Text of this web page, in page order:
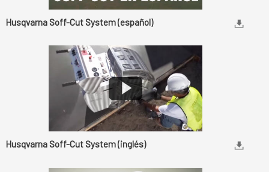
Husqvarna Soff-Cut System (español)
Husqvarna Soff-Cut System (inglés)